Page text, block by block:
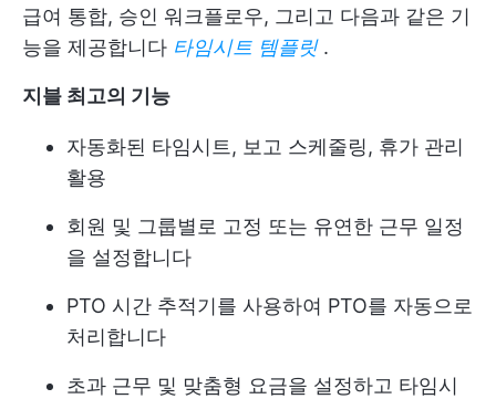
급여 통합, 승인 워크플로우, 그리고 다음과 같은 기
능을 제공합니다 타임시트 템플릿.
지블 최고의 기능
자동화된 타임시트, 보고 스케줄링, 휴가 관리
활용
회원 및 그룹별로 고정 또는 유연한 근무 일정
을 설정합니다
PTO 시간 추적기를 사용하여 PTO를 자동으로
처리합니다
초과 근무 및 맞춤형 요금을 설정하고 타임시